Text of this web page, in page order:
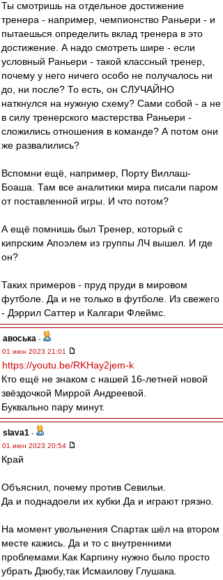
Ты смотришь на отдельное достижение
тренера - например, чемпионство Раньери - и
пытаешься определить вклад тренера в это
достижение. А надо смотреть шире - если
условный Раньери - такой классный тренер,
почему у него ничего особо не получалось ни
до, ни после? То есть, он СЛУЧАЙНО
наткнулся на нужную схему? Сами собой - а не
в силу тренерского мастерства Раньери -
сложились отношения в команде? А потом они
же развалились?
Вспомни ещё, например, Порту Виллаш-
Боаша. Там все аналитики мира писали паром
от поставленной игры. И что потом?
А ещё помнишь был Тренер, который с
кипрским Апоэлем из группы ЛЧ вышел. И где
он?
Таких примеров - пруд пруди в мировом
футболе. Да и не только в футболе. Из свежего
- Дэррил Саттер и Калгари Флеймс.
авоська -
01 июн 2023 21:01
https://youtu.be/RKHay2jem-k
Кто ещё не знаком с нашей 16-летней новой
звёздочкой Миррой Андреевой.
Буквально пару минут.
slava1 -
01 июн 2023 20:54
Край
Объяснил, почему против Севильи.
Да и поднадоели их кубки.Да и играют грязно.
На момент увольнения Спартак шёл на втором
месте кажись. Да и то с внутренними
проблемами.Как Карпину нужно было просто
убрать Дзюбу,так Исмаилову Глушака.